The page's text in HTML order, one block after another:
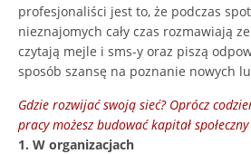
profesjonaliści jest to, że podczas
nieznajomych cały czas rozmawiają
czytają mejle i sms-y oraz piszą
sposób szansę na poznanie nowych
Gdzie rozwijać swoją sieć? Oprócz
pracy możesz budować kapitał
1. W organizacjach